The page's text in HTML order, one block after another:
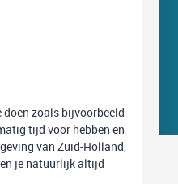
doen zoals bijvoorbeeld
tijd voor hebben en
van Zuid-Holland,
je natuurlijk altijd